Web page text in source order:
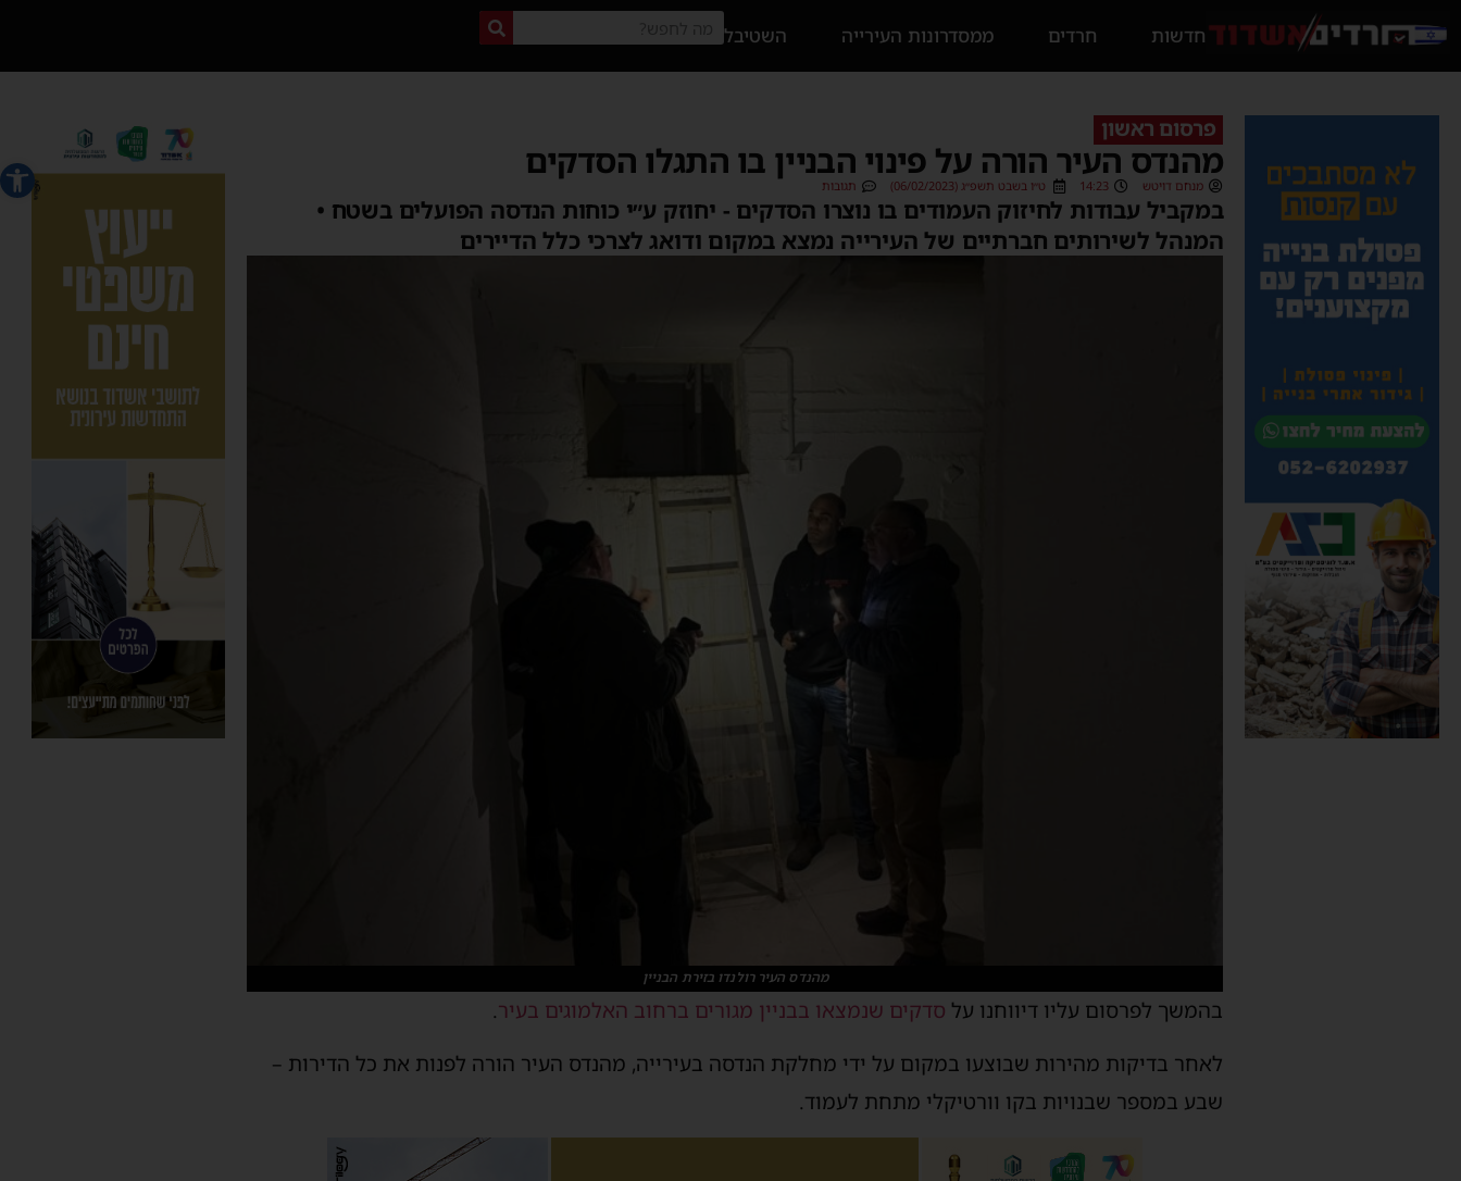
פתח
חדשות חרדים ממסדרונות העירייה השטיבל
פרסום ראשון
מהנדס העיר הורה על פינוי הבניין בו התגלו הסדקים
מנחם דויטש 14:23 ט״ו בשבט תשפ״ג (06/02/2023) תגובות
במקביל עבודות לחיזוק העמודים בו נוצרו הסדקים - יחוזק ע״י כוחות הנדסה הפועלים בשטח •
המנהל לשירותים חברתיים של העירייה נמצא במקום ודואג לצרכי כלל הדיירים
מהנדס העיר רולנדו בזירת הבניין
בהמשך לפרסום עליו דיווחנו על סדקים שנמצאו בבניין מגורים ברחוב האלמוגים בעיר.
לאחר בדיקות מהירות שבוצעו במקום על ידי מחלקת הנדסה בעירייה, מהנדס העיר הורה לפנות את כל הדירות –
שבע במספר שבנויות בקו וורטיקלי מתחת לעמוד.